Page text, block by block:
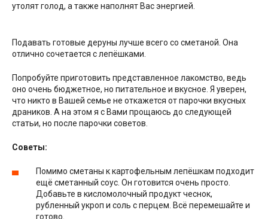
утолят голод, а также наполнят Вас энергией.
Подавать готовые деруны лучше всего со сметаной. Она
отлично сочетается с лепёшками.
Попробуйте приготовить представленное лакомство, ведь
оно очень бюджетное, но питательное и вкусное. Я уверен,
что никто в Вашей семье не откажется от парочки вкусных
драников. А на этом я с Вами прощаюсь до следующей
статьи, но после парочки советов.
Советы:
Помимо сметаны к картофельным лепёшкам подходит
ещё сметанный соус. Он готовится очень просто.
Добавьте в кисломолочный продукт чеснок,
рубленный укроп и соль с перцем. Всё перемешайте и
готово.